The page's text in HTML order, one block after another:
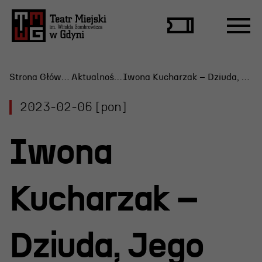
Scena Letnia
Bilety
Aktualności
2023-02-06 [pon]
Iwona
Kucharzak –
Dziuda, Jego